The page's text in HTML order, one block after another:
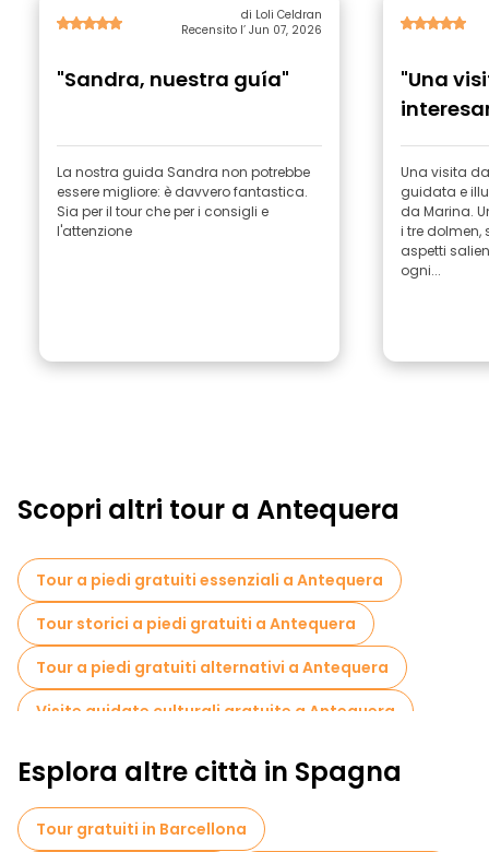
di Loli Celdran
Recensito l’ Jun 07, 2026
"Sandra, nuestra guía"
La nostra guida Sandra non potrebbe
essere migliore: è davvero fantastica.
Sia per il tour che per i consigli e
l'attenzione
"Una
Una visita
guidata e
da Marina.
i tre
aspetti
ogni...
Scopri altri tour a Antequera
Tour a piedi gratuiti essenziali a Antequera
Tour storici a piedi gratuiti a Antequera
Tour a piedi gratuiti alternativi a Antequera
Visite guidate culturali gratuite a Antequera
Tour a piedi gratuiti per famiglie a Antequera
Tour gratuiti nelle vicinanze Fuente del Toro
Esplora altre città in Spagna
Tour gratuiti in Barcellona